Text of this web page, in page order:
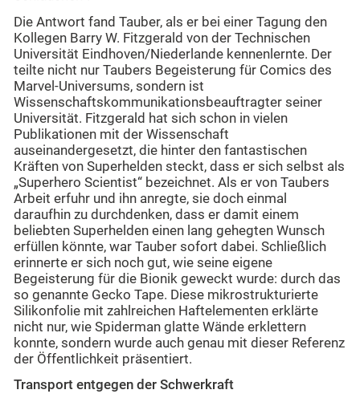
Die Antwort fand Tauber, als er bei einer Tagung den
Kollegen Barry W. Fitzgerald von der Technischen
Universität Eindhoven/Niederlande kennenlernte. Der
teilte nicht nur Taubers Begeisterung für Comics des
Marvel-Universums, sondern ist
Wissenschaftskommunikationsbeauftragter seiner
Universität. Fitzgerald hat sich schon in vielen
Publikationen mit der Wissenschaft
auseinandergesetzt, die hinter den fantastischen
Kräften von Superhelden steckt, dass er sich selbst als
„Superhero Scientist“ bezeichnet. Als er von Taubers
Arbeit erfuhr und ihn anregte, sie doch einmal
daraufhin zu durchdenken, dass er damit einem
beliebten Superhelden einen lang gehegten Wunsch
erfüllen könnte, war Tauber sofort dabei. Schließlich
erinnerte er sich noch gut, wie seine eigene
Begeisterung für die Bionik geweckt wurde: durch das
so genannte Gecko Tape. Diese mikrostrukturierte
Silikonfolie mit zahlreichen Haftelementen erklärte
nicht nur, wie Spiderman glatte Wände erklettern
konnte, sondern wurde auch genau mit dieser Referenz
der Öffentlichkeit präsentiert.
Transport entgegen der Schwerkraft